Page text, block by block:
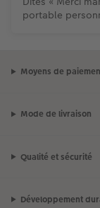
portable
Moyens de
Mode de livraison
Qualité et sécurité
Développement